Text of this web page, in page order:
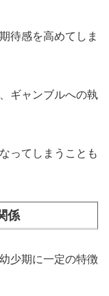
待感を高めてしま
ギャンブルへの執
ってしまうことも
係
少期に一定の特徴